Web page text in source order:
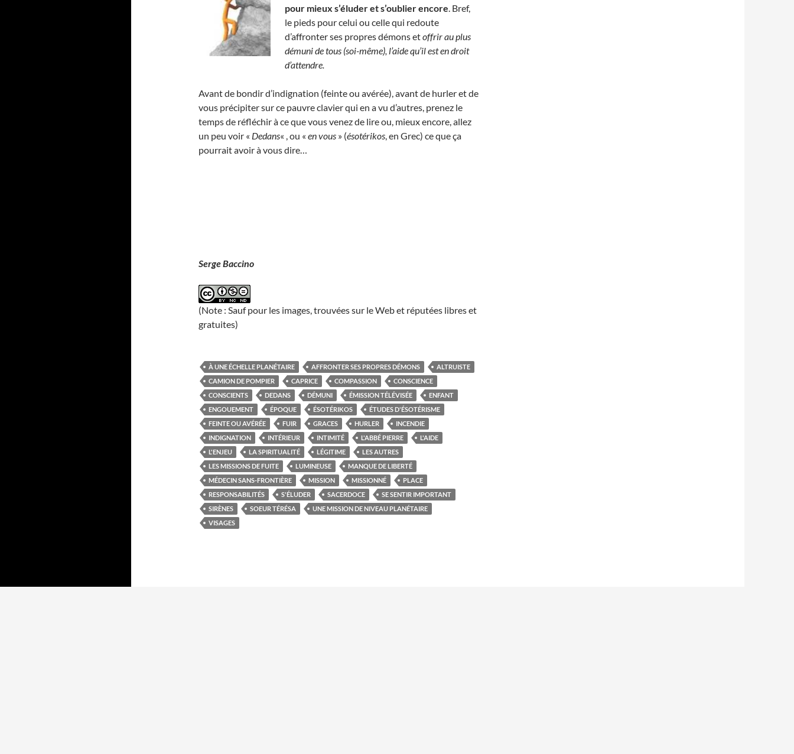
pour mieux s’éluder et s’oublier encore. Bref,
le pieds pour celui ou celle qui redoute
d’affronter ses propres démons etoffrir au plus
démuni de tous (soi-même), l’aide qu’il est en droit
d’attendre.
Avant de bondir d’indignation (feinte ou avérée), avant de hurler et de
vous précipiter sur ce pauvre clavier qui en a vu d’autres, prenez le
temps de réfléchir à ce que vous venez de lire ou, mieux encore, allez
un peu voir « Dedans« , ou « en vous » (ésotérikos, en Grec) ce que ça
pourrait avoir à vous dire…
Serge Baccino
(Note : Sauf pour les images, trouvées sur le Web et réputées libres et
gratuites)
À UNE ÉCHELLE PLANÉTAIRE AFFRONTER SES PROPRES DÉMONS
ALTRUISTE
CAMION DE POMPIER
CAPRICE COMPASSION
CONSCIENCE
CONSCIENTS
DEDANS DÉMUNI ÉMISSION TÉLÉVISÉE
ENFANT
ENGOUEMENT
ÉPOQUE ÉSOTÉRIKOS
ÉTUDES D'ÉSOTÉRISME
FEINTE OU AVÉRÉE
FUIR GRACES HURLER
INCENDIE
INDIGNATION
INTÉRIEUR INTIMITÉ L'ABBÉ PIERRE
L'AIDE
L'ENJEU
LA SPIRITUALITÉ LÉGITIME
LES AUTRES
LES MISSIONS DE FUITE
LUMINEUSE
MANQUE DE LIBERTÉ
MÉDECIN SANS-FRONTIÈRE
MISSION MISSIONNÉ
PLACE
RESPONSABILITÉS
S'ÉLUDER SACERDOCE
SE SENTIR IMPORTANT
SIRÈNES
SOEUR TÉRÉSA
UNE MISSION DE NIVEAU PLANÉTAIRE
VISAGES